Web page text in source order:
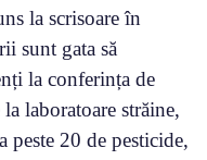
la scrisoare în
sunt gata să
la conferința de
laboratoare străine,
peste 20 de pesticide,